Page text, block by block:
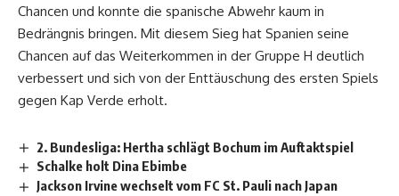
Chancen und konnte die spanische Abwehr kaum in
Bedrängnis bringen. Mit diesem Sieg hat Spanien seine
Chancen auf das Weiterkommen in der Gruppe H deutlich
verbessert und sich von der Enttäuschung des ersten Spiels
gegen Kap Verde erholt.
2. Bundesliga: Hertha schlägt Bochum im Auftaktspiel
Schalke holt Dina Ebimbe
Jackson Irvine wechselt vom FC St. Pauli nach Japan